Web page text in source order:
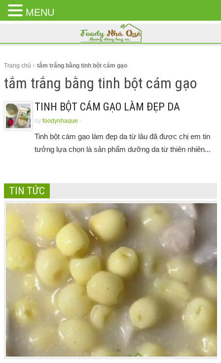
CLOSE
MENU
Trang chủ tắm trắng bằng tinh bột cám gạo
tắm trắng bằng tinh bột cám gạo
TINH BỘT CÁM GẠO LÀM ĐẸP DA
by foodynhaque -
Tinh bột cám gạo làm đẹp da từ lâu đã được chị em tin
tưởng lựa chọn là sản phẩm dưỡng da từ thiên nhiên...
TIN TỨC
MENU